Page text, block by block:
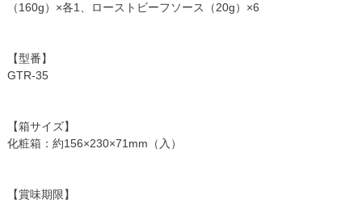
（160g）×各1、ローストビーフソース（20g）×6
【型番】
GTR-35
【箱サイズ】
化粧箱：約156×230×71mm（入）
【賞味期限】